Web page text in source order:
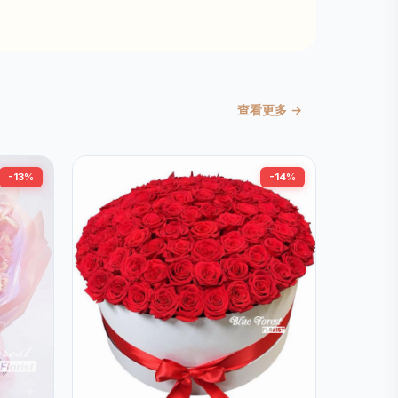
查看更多 →
-13% -14%